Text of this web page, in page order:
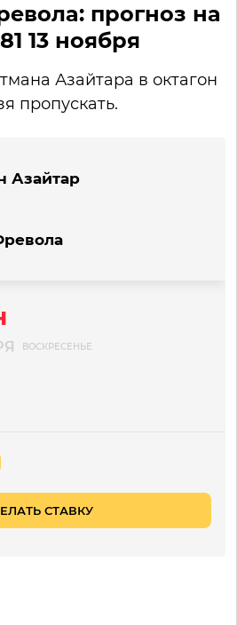
прогноз на
13 ноября
Азайтара в октагон
пропускать.
Азайтар
ВОСКРЕСЕНЬЕ
СТАВКУ